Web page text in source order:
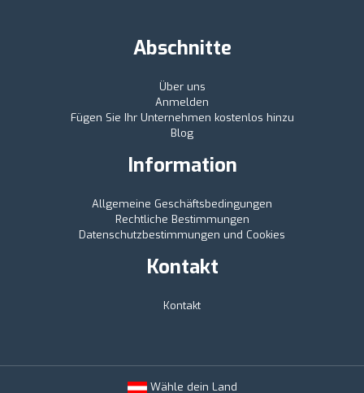
Abschnitte
Über uns
Anmelden
Fügen Sie Ihr Unternehmen kostenlos hinzu
Blog
Information
Allgemeine Geschäftsbedingungen
Rechtliche Bestimmungen
Datenschutzbestimmungen und Cookies
Kontakt
Kontakt
Wähle dein Land